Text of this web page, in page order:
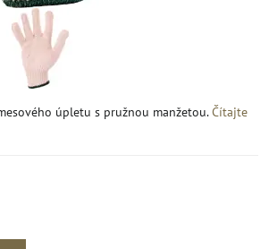
úpletu s pružnou manžetou.Čítajte